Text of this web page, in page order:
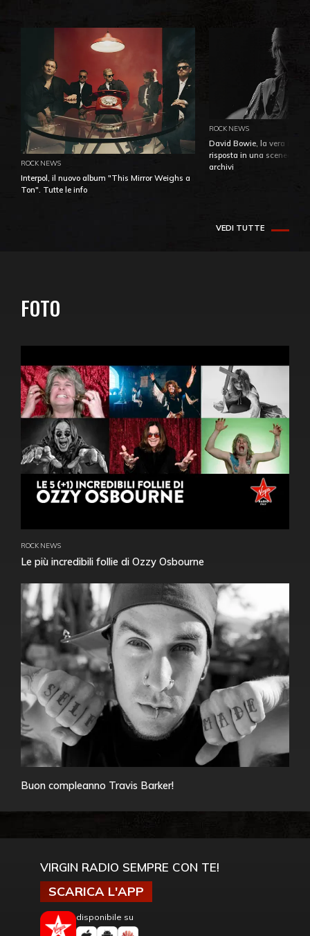
ROCK NEWS
Interpol, il nuovo album "This Mirror Weighs a
Ton". Tutte le info
ROCK NEWS
David Bowie, la vera
risposta in una
archivi
VEDI TUTTE
FOTO
ROCK NEWS
Le più incredibili follie di Ozzy Osbourne
Buon compleanno Travis Barker!
VIRGIN RADIO SEMPRE CON TE!
SCARICA L'APP
disponibile su